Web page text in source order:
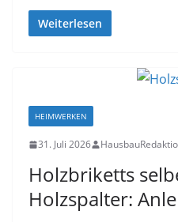
Weiterlesen
HEIMWERKEN
31. Juli 2026
Holzbriketts
Holzspalter: